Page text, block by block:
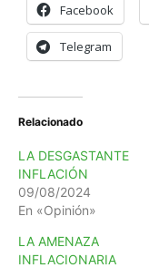
Facebook
Telegram
Relacionado
LA DESGASTANTE
INFLACIÓN
09/08/2024
En «Opinión»
LA AMENAZA
INFLACIONARIA